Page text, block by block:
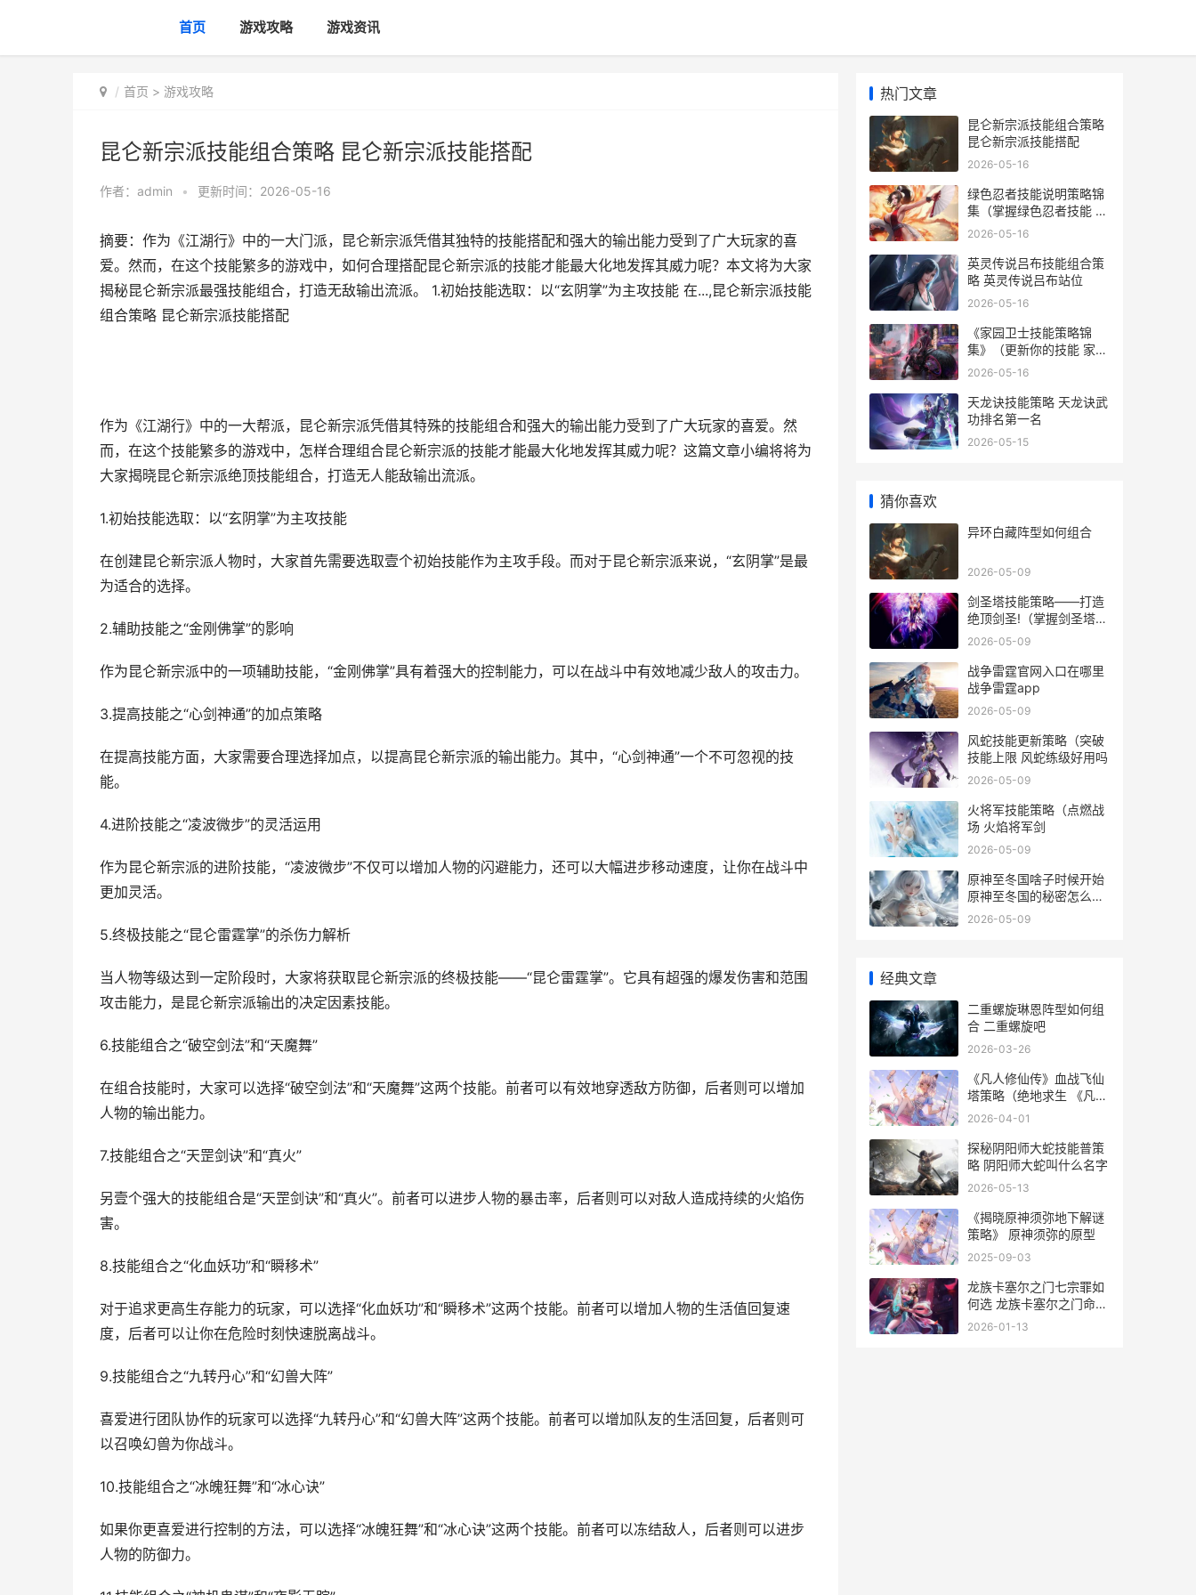
首页 游戏攻略 游戏资讯
首页 > 游戏攻略
昆仑新宗派技能组合策略 昆仑新宗派技能搭配
作者： admin • 更新时间：2026-05-16
摘要：作为《江湖行》中的一大门派，昆仑新宗派凭借其独特的技能搭配和强大的输出能力受到了广大玩家的喜
爱。然而，在这个技能繁多的游戏中，如何合理搭配昆仑新宗派的技能才能最大化地发挥其威力呢？本文将为大家
揭秘昆仑新宗派最强技能组合，打造无敌输出流派。 1.初始技能选取：以“玄阴掌”为主攻技能 在...,昆仑新宗派技能
组合策略 昆仑新宗派技能搭配
作为《江湖行》中的一大帮派，昆仑新宗派凭借其特殊的技能组合和强大的输出能力受到了广大玩家的喜爱。然
而，在这个技能繁多的游戏中，怎样合理组合昆仑新宗派的技能才能最大化地发挥其威力呢？这篇文章小编将将为
大家揭晓昆仑新宗派绝顶技能组合，打造无人能敌输出流派。
1.初始技能选取：以“玄阴掌”为主攻技能
在创建昆仑新宗派人物时，大家首先需要选取壹个初始技能作为主攻手段。而对于昆仑新宗派来说，“玄阴掌”是最
为适合的选择。
2.辅助技能之“金刚佛掌”的影响
作为昆仑新宗派中的一项辅助技能，“金刚佛掌”具有着强大的控制能力，可以在战斗中有效地减少敌人的攻击力。
3.提高技能之“心剑神通”的加点策略
在提高技能方面，大家需要合理选择加点，以提高昆仑新宗派的输出能力。其中，“心剑神通”一个不可忽视的技
能。
4.进阶技能之“凌波微步”的灵活运用
作为昆仑新宗派的进阶技能，“凌波微步”不仅可以增加人物的闪避能力，还可以大幅进步移动速度，让你在战斗中
更加灵活。
5.终极技能之“昆仑雷霆掌”的杀伤力解析
当人物等级达到一定阶段时，大家将获取昆仑新宗派的终极技能——“昆仑雷霆掌”。它具有超强的爆发伤害和范围
攻击能力，是昆仑新宗派输出的决定因素技能。
6.技能组合之“破空剑法”和“天魔舞”
在组合技能时，大家可以选择“破空剑法”和“天魔舞”这两个技能。前者可以有效地穿透敌方防御，后者则可以增加
人物的输出能力。
7.技能组合之“天罡剑诀”和“真火”
另壹个强大的技能组合是“天罡剑诀”和“真火”。前者可以进步人物的暴击率，后者则可以对敌人造成持续的火焰伤
害。
8.技能组合之“化血妖功”和“瞬移术”
对于追求更高生存能力的玩家，可以选择“化血妖功”和“瞬移术”这两个技能。前者可以增加人物的生活值回复速
度，后者可以让你在危险时刻快速脱离战斗。
9.技能组合之“九转丹心”和“幻兽大阵”
喜爱进行团队协作的玩家可以选择“九转丹心”和“幻兽大阵”这两个技能。前者可以增加队友的生活回复，后者则可
以召唤幻兽为你战斗。
10.技能组合之“冰魄狂舞”和“冰心诀”
如果你更喜爱进行控制的方法，可以选择“冰魄狂舞”和“冰心诀”这两个技能。前者可以冻结敌人，后者则可以进步
人物的防御力。
热门文章
昆仑新宗派技能组合策略
昆仑新宗派技能搭配
2026-05-16
绿色忍者技能说明策略锦
集（掌握绿色忍者技能 绿
色忍者怎么拼
2026-05-16
英灵传说吕布技能组合策
略 英灵传说吕布站位
2026-05-16
《家园卫士技能策略锦
集》（更新你的技能 家园
卫士 技能
2026-05-16
天龙诀技能策略 天龙诀武
功排名第一名
2026-05-15
猜你喜欢
异环白藏阵型如何组合
2026-05-09
剑圣塔技能策略——打造
绝顶剑圣!（掌握剑圣塔技
能的决定因素 剑圣a塔刷
2026-05-09
战争雷霆官网入口在哪里
战争雷霆app
2026-05-09
风蛇技能更新策略（突破
技能上限 风蛇练级好用吗
2026-05-09
火将军技能策略（点燃战
场 火焰将军剑
2026-05-09
原神至冬国啥子时候开始
原神至冬国的秘密怎么触
发
2026-05-09
经典文章
二重螺旋琳恩阵型如何组
合 二重螺旋吧
2026-03-26
《凡人修仙传》血战飞仙
塔策略（绝地求生 《凡人
修仙传》电视剧
2026-04-01
探秘阴阳师大蛇技能普策
略 阴阳师大蛇叫什么名字
2026-05-13
《揭晓原神须弥地下解谜
策略》 原神须弥的原型
2025-09-03
龙族卡塞尔之门七宗罪如
何选 龙族卡塞尔之门命轮
有什么用
2026-01-13